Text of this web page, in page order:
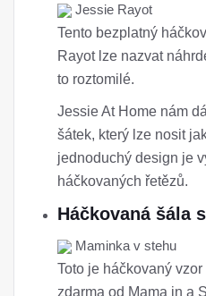
Jessie Rayot
Tento bezplatný
Rayot lze nazvat
to roztomilé.
Jessie At Home nám
šátek, který lze nosit
jednoduchý design je
háčkovaných řetězů.
Háčkovaná šála
Maminka v stehu
Toto je háčkovaný
zdarma od Mama in a